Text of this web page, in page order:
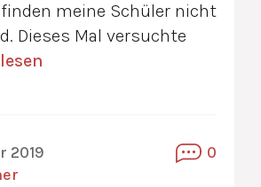
meine Schüler nicht
Dieses Mal versuchte
2019
0